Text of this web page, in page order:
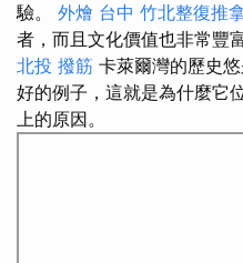
驗。 外燴 台中 竹北整復推
者，而且文化價值也非常豐
北投 撥筋 卡萊爾灣的歷史
好的例子，這就是為什麼它
上的原因。